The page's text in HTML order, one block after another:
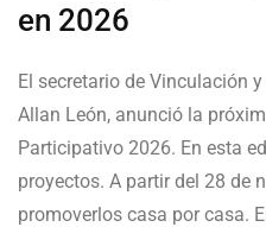
en 2026
El secretario de Vinculación
Allan León, anunció la
Participativo 2026. En esta
proyectos. A partir del 28 de
promoverlos casa por casa.